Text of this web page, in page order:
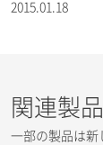
2015.01.18
関連製品
一部の製品は新